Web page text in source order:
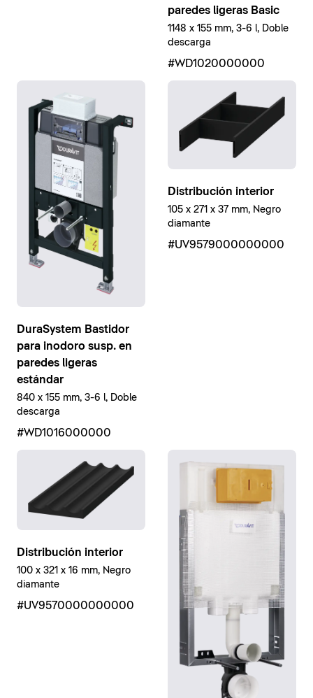
paredes ligeras Basic
1148 x 155 mm, 3-6 l, Doble
descarga
#WD1020000000
DuraSystem Bastidor
para inodoro susp. en
paredes ligeras
estándar
840 x 155 mm, 3-6 l, Doble
descarga
#WD1016000000
Distribución interior
105 x 271 x 37 mm, Negro
diamante
#UV9579000000000
Distribución interior
100 x 321 x 16 mm, Negro
diamante
#UV9570000000000